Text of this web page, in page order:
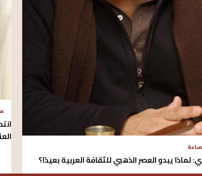
لماذا يبدو العصر الذهبي للثقافة العربية بعيدًا؟